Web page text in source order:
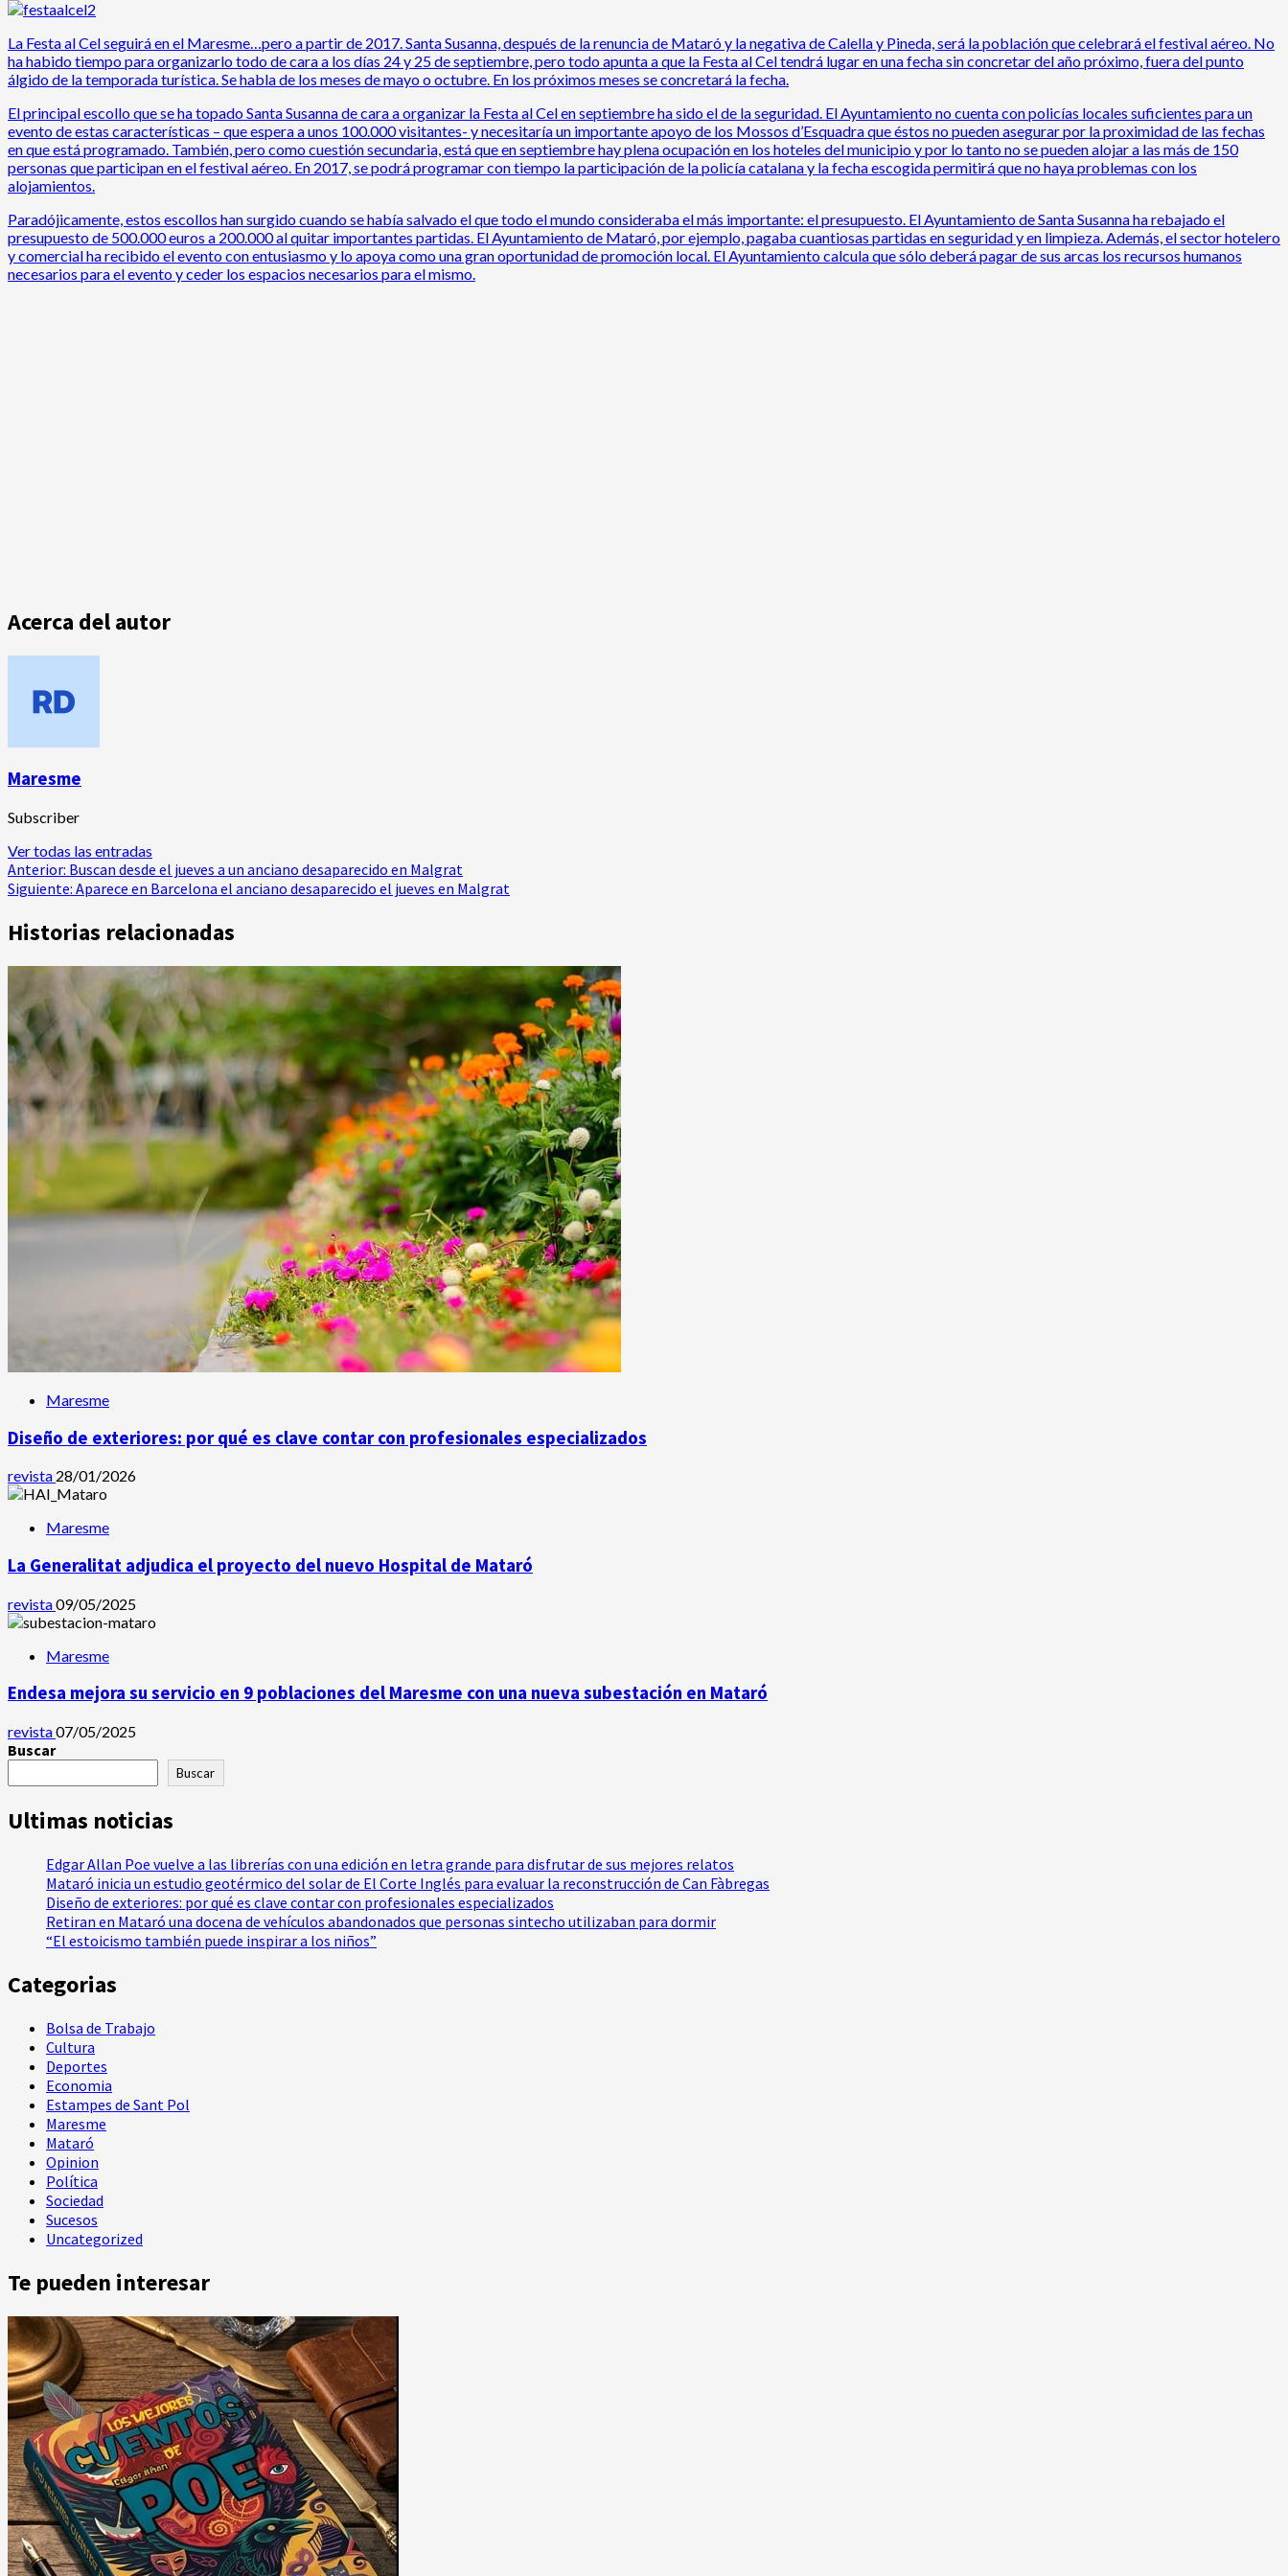
La Festa al Cel seguirá en el Maresme…pero a partir de 2017. Santa Susanna, después de la renuncia de Mataró y la negativa de Calella y Pineda, será la población que celebrará el festival aéreo. No
ha habido tiempo para organizarlo todo de cara a los días 24 y 25 de septiembre, pero todo apunta a que la Festa al Cel tendrá lugar en una fecha sin concretar del año próximo, fuera del punto
álgido de la temporada turística. Se habla de los meses de mayo o octubre. En los próximos meses se concretará la fecha.
El principal escollo que se ha topado Santa Susanna de cara a organizar la Festa al Cel en septiembre ha sido el de la seguridad. El Ayuntamiento no cuenta con policías locales suficientes para un
evento de estas características – que espera a unos 100.000 visitantes- y necesitaría un importante apoyo de los Mossos d’Esquadra que éstos no pueden asegurar por la proximidad de las fechas
en que está programado. También, pero como cuestión secundaria, está que en septiembre hay plena ocupación en los hoteles del municipio y por lo tanto no se pueden alojar a las más de 150
personas que participan en el festival aéreo. En 2017, se podrá programar con tiempo la participación de la policía catalana y la fecha escogida permitirá que no haya problemas con los
alojamientos.
Paradójicamente, estos escollos han surgido cuando se había salvado el que todo el mundo consideraba el más importante: el presupuesto. El Ayuntamiento de Santa Susanna ha rebajado el
presupuesto de 500.000 euros a 200.000 al quitar importantes partidas. El Ayuntamiento de Mataró, por ejemplo, pagaba cuantiosas partidas en seguridad y en limpieza. Además, el sector hotelero
y comercial ha recibido el evento con entusiasmo y lo apoya como una gran oportunidad de promoción local. El Ayuntamiento calcula que sólo deberá pagar de sus arcas los recursos humanos
necesarios para el evento y ceder los espacios necesarios para el mismo.
Acerca del autor
Maresme
Subscriber
Ver todas las entradas
Navegación
de
entradas
Anterior: Buscan desde el jueves a un anciano desaparecido en Malgrat
Siguiente: Aparece en Barcelona el anciano desaparecido el jueves en Malgrat
Historias relacionadas
Maresme
Diseño de exteriores: por qué es clave contar con profesionales especializados
revista 28/01/2026
Maresme
La Generalitat adjudica el proyecto del nuevo Hospital de Mataró
revista09/05/2025
Maresme
Endesa mejora su servicio en 9 poblaciones del Maresme con una nueva subestación en Mataró
revista07/05/2025
Buscar
Buscar
Ultimas noticias
Edgar Allan Poe vuelve a las librerías con una edición en letra grande para disfrutar de sus mejores relatos
Mataró inicia un estudio geotérmico del solar de El Corte Inglés para evaluar la reconstrucción de Can Fàbregas
Diseño de exteriores: por qué es clave contar con profesionales especializados
Retiran en Mataró una docena de vehículos abandonados que personas sintecho utilizaban para dormir
“El estoicismo también puede inspirar a los niños”
Categorias
Bolsa de Trabajo
Cultura
Deportes
Economia
Estampes de Sant Pol
Maresme
Mataró
Opinion
Política
Sociedad
Sucesos
Uncategorized
Te pueden interesar